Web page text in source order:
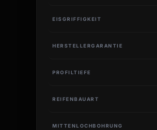
EISGRIFFIGKEIT
HERSTELLERGARANTIE
PROFILTIEFE
REIFENBAUART
MITTENLOCHBOHRUNG